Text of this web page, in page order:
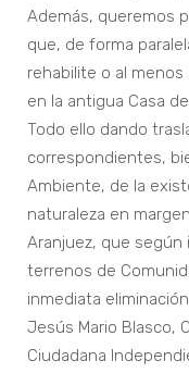
Además, queremos
que, de forma
rehabilite o al
en la antigua Casa
Todo ello dando
correspondientes,
Ambiente, de la
naturaleza en
Aranjuez, que según
terrenos de
inmediata
Jesús Mario Blasco,
Ciudadana